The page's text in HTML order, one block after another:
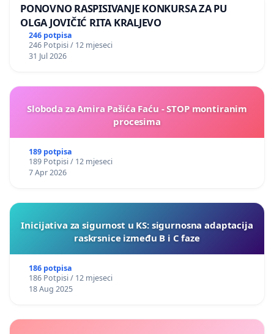
PONOVNO RASPISIVANJE KONKURSA ZA PU
OLGA JOVIČIĆ RITA KRALJEVO
246 potpisa
246 Potpisi / 12 mjeseci
31 Jul 2026
Sloboda za Amira Pašića Faću - STOP montiranim
procesima
189 potpisa
189 Potpisi / 12 mjeseci
7 Apr 2026
Inicijativa za sigurnost u KS: sigurnosna adaptacija
raskrsnice između B i C faze
186 potpisa
186 Potpisi / 12 mjeseci
18 Aug 2025